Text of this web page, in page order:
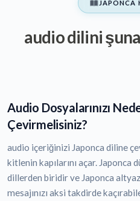
JAPONCA
audio dilini
Audio Dosyalarınızı
Çevirmelisiniz?
audio içeriğinizi Japonca diline
kitlenin kapılarını açar. Japonca
dillerden biridir ve Japonca
mesajınızı aksi takdirde